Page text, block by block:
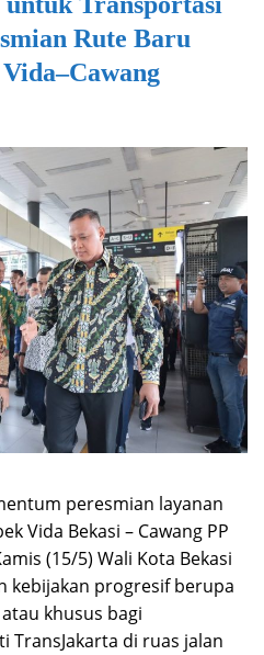
Rute Baru
peresmian layanan
Vida Bekasi – Cawang PP
(15/5) Wali Kota Bekasi
kebijakan progresif berupa
khusus bagi
di ruas jalan